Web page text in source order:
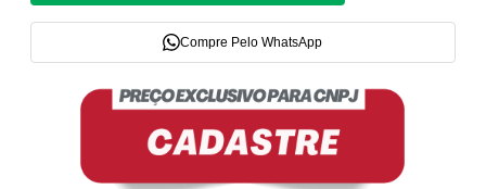
Compre Pelo WhatsApp